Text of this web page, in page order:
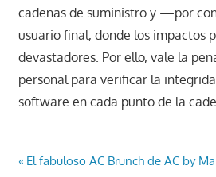
cadenas de suministro y —por
usuario final, donde los impactos
devastadores. Por ello, vale la
personal para verificar la
software en cada punto de la
Navegación
Entrada
El fabuloso AC Brunch de AC by